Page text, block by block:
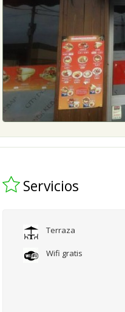
Servicios
Terraza
Wifi gratis